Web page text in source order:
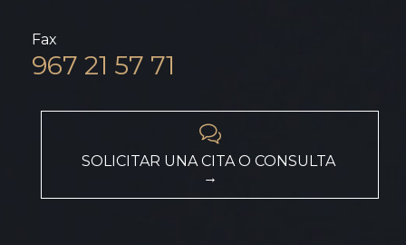
Fax
967 21 57 71

SOLICITAR UNA CITA O CONSULTA
→